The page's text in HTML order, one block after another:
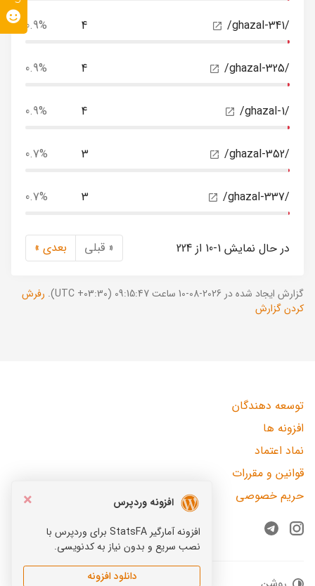
/ghazal-341/
4
0.9%
/ghazal-325/
4
0.9%
/ghazal-1/
4
0.9%
/ghazal-352/
3
0.7%
/ghazal-337/
3
0.7%
در حال نمایش 1-10 از 224 « قبلی بعدی »
گزارش ایجاد شده در 2026-08-10 ساعت 09:15:47 (UTC +03:30).
رفرش
کردن گزارش
×
افزونه وردپرس
افزونه آمارگیر StatsFA برای وردپرس با
نصب سریع و بدون نیاز به کدنویسی.
دانلود افزونه
توسعه دهندگان
افزونه ها
نماد اعتماد
قوانین و مقررات
حریم خصوصی
Instagram
Telegram